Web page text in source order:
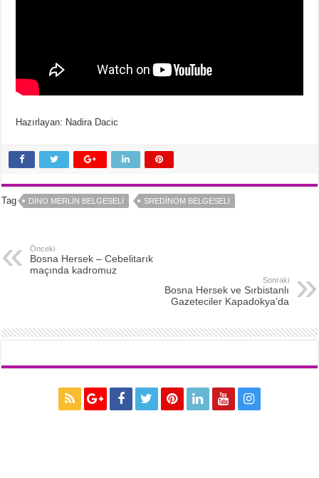
Hazırlayan: Nadira Dacic
Tag DINO MERLIN BELGESELI SREDINOM BELGESELI
Önceki
Bosna Hersek – Cebelitarık
maçında kadromuz
Sonraki
Bosna Hersek ve Sırbistanlı
Gazeteciler Kapadokya’da